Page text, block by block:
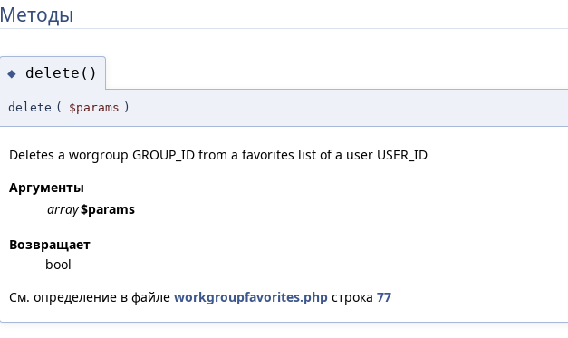
Методы
◆ delete()
delete ( $params )
Deletes a worgroup GROUP_ID from a favorites list of a user USER_ID
Аргументы
array$params
Возвращает
bool
См. определение в файле workgroupfavorites.php строка 77